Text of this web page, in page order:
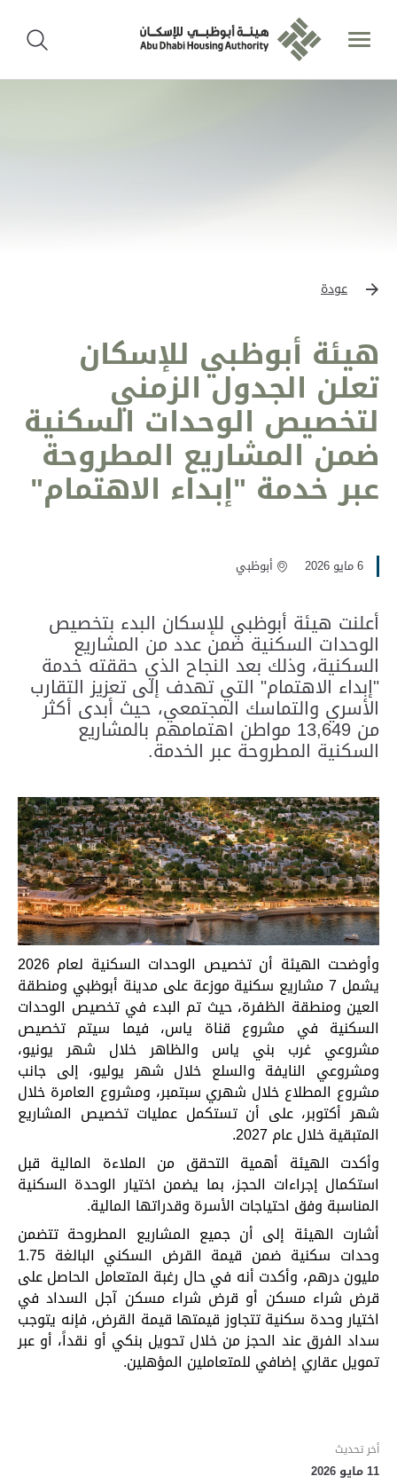
عودة
هيئة أبوظبي للإسكان
تعلن الجدول الزمني
لتخصيص الوحدات السكنية
ضمن المشاريع المطروحة
عبر خدمة "إبداء الاهتمام"
6 مايو 2026 أبوظبي
أعلنت هيئة أبوظبي للإسكان البدء بتخصيص
الوحدات السكنية ضمن عدد من المشاريع
السكنية، وذلك بعد النجاح الذي حققته خدمة
"إبداء الاهتمام" التي تهدف إلى تعزيز التقارب
الأسري والتماسك المجتمعي، حيث أبدى أكثر
من 13,649 مواطن اهتمامهم بالمشاريع
السكنية المطروحة عبر الخدمة.
وأوضحت الهيئة أن تخصيص الوحدات السكنية لعام 2026
يشمل 7 مشاريع سكنية موزعة على مدينة أبوظبي ومنطقة
العين ومنطقة الظفرة، حيث تم البدء في تخصيص الوحدات
السكنية في مشروع قناة ياس، فيما سيتم تخصيص
مشروعي غرب بني ياس والظاهر خلال شهر يونيو،
ومشروعي النايفة والسلع خلال شهر يوليو، إلى جانب
مشروع المطلاع خلال شهري سبتمبر، ومشروع العامرة خلال
شهر أكتوبر، على أن تستكمل عمليات تخصيص المشاريع
المتبقية خلال عام 2027.
وأكدت الهيئة أهمية التحقق من الملاءة المالية قبل
استكمال إجراءات الحجز، بما يضمن اختيار الوحدة السكنية
المناسبة وفق احتياجات الأسرة وقدراتها المالية.
أشارت الهيئة إلى أن جميع المشاريع المطروحة تتضمن
وحدات سكنية ضمن قيمة القرض السكني البالغة 1.75
مليون درهم، وأكدت أنه في حال رغبة المتعامل الحاصل على
قرض شراء مسكن أو قرض شراء مسكن آجل السداد في
اختيار وحدة سكنية تتجاوز قيمتها قيمة القرض، فإنه يتوجب
سداد الفرق عند الحجز من خلال تحويل بنكي أو نقداً، أو عبر
تمويل عقاري إضافي للمتعاملين المؤهلين.
أخر تحديث
11 مايو 2026